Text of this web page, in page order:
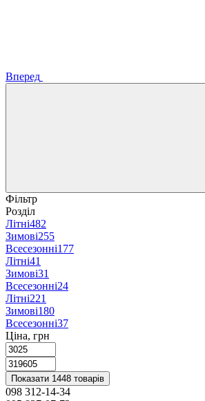
Вперед
Фільтр
Розділ
Літні482
Зимові255
Всесезонні177
Літні41
Зимові31
Всесезонні24
Літні221
Зимові180
Всесезонні37
Ціна, грн
Показати 1448 товарів
098 312-14-34